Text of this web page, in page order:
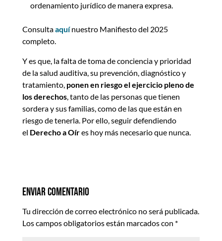
ordenamiento jurídico de manera expresa.
Consultaaquínuestro Manifiesto del 2025
completo.
Y es que, la falta de toma de conciencia y prioridad
de la salud auditiva, su prevención, diagnóstico y
tratamiento, ponen en riesgo el ejercicio pleno de
los derechos, tanto de las personas que tienen
sordera y sus familias, como de las que están en
riesgo de tenerla. Por ello, seguir defendiendo
el Derecho a Oíres hoy más necesario que nunca.
Enviar comentario
Tu dirección de correo electrónico no será publicada.
Los campos obligatorios están marcados con *